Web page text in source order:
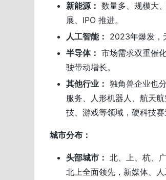
新能源： 数量多、规模大
展、IPO 推进。
人工智能： 2023年爆发，
半导体： 市场需求双重催
驶带动增长。
其他行业： 独角兽企业也
服务、人形机器人、航天
技、游戏等领域，硬科技赛
城市分布：
头部城市： 北、上、杭、
北上全面领先，新媒体、